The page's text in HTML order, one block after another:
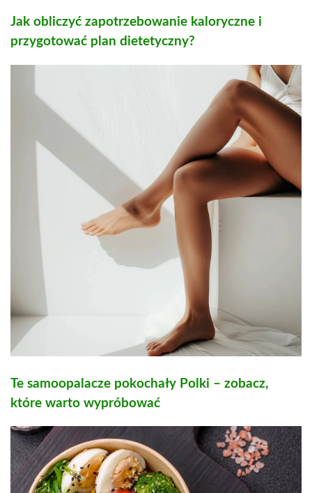
Jak obliczyć zapotrzebowanie kaloryczne i
przygotować plan dietetyczny?
Te samoopalacze pokochały Polki – zobacz,
które warto wypróbować